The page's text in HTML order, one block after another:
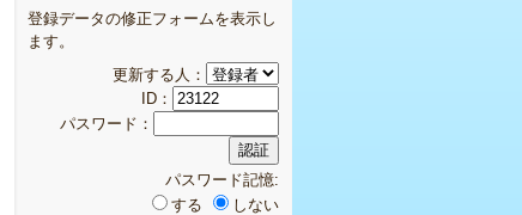
登録データの修正フォームを表示し
ます。
更新する人：
ID：
パスワード：
パスワード記憶:
する
しない